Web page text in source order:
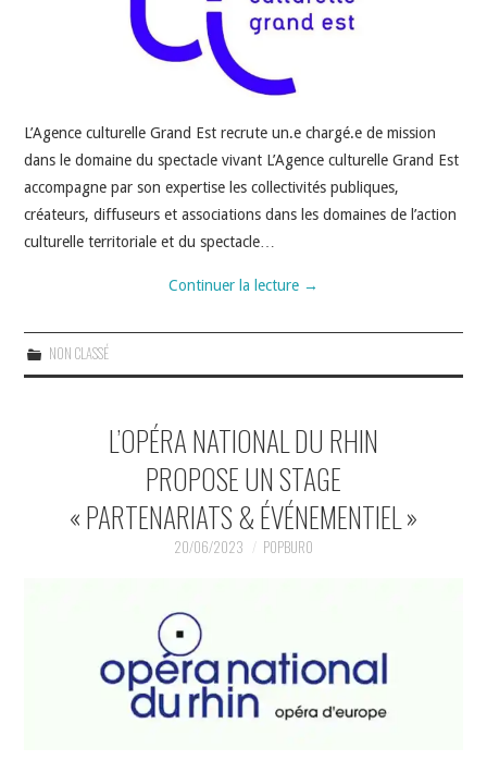
L’Agence culturelle Grand Est recrute un.e chargé.e de mission
dans le domaine du spectacle vivant L’Agence culturelle Grand Est
accompagne par son expertise les collectivités publiques,
créateurs, diffuseurs et associations dans les domaines de l’action
culturelle territoriale et du spectacle…
Continuer la lecture →
NON CLASSÉ
L’OPÉRA NATIONAL DU RHIN
PROPOSE UN STAGE
« PARTENARIATS & ÉVÉNEMENTIEL »
20/06/2023 POPBURO